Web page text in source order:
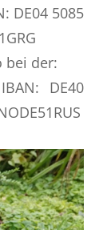
DE04 5085
bei der:
DE40